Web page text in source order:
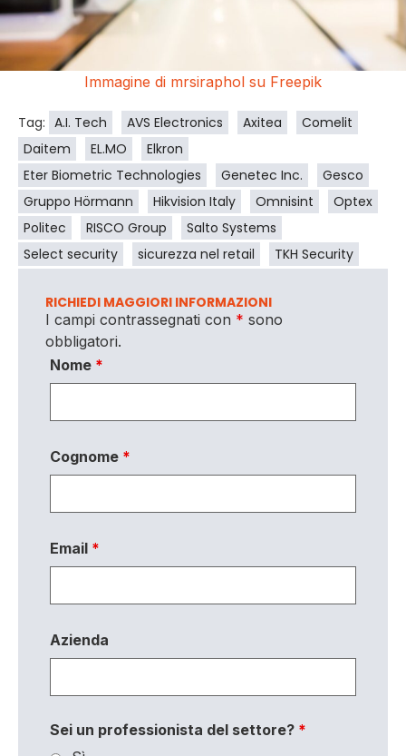
Immagine di mrsiraphol su Freepik
Tag: A.I. Tech AVS Electronics Axitea
Comelit
Daitem
EL.MO
Elkron
Eter Biometric Technologies
Genetec Inc.
Gesco
Gruppo Hörmann
Hikvision Italy Omnisint
Optex
Politec
RISCO Group
Salto Systems
Select security
sicurezza nel retail TKH Security
RICHIEDI MAGGIORI INFORMAZIONI
I campi contrassegnati con * sono
obbligatori.
Nome *
Cognome *
Email *
Azienda
Sei un professionista del settore? *